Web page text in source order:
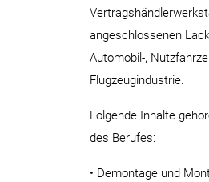
angeschlossenen
Automobil-,
Flugzeugindustrie.
Folgende Inhalte
des Berufes:
• Demontage und